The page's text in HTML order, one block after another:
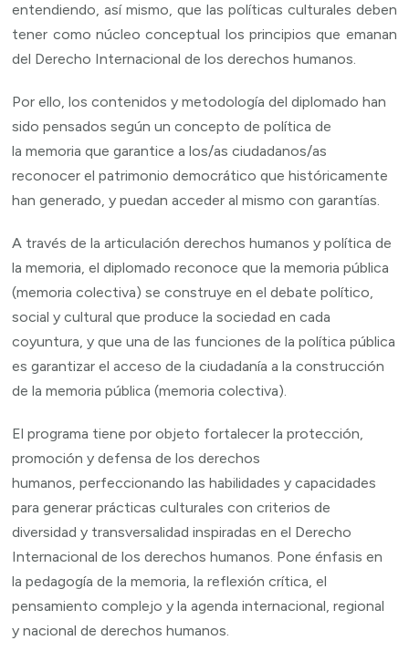
entendiendo, así mismo, que las políticas culturales deben
tener como núcleo conceptual los principios que emanan
del Derecho Internacional de los derechos humanos.
Por ello, los contenidos y metodología del diplomado han
sido pensados según un concepto de política de
la memoria que garantice a los/as ciudadanos/as
reconocer el patrimonio democrático que históricamente
han generado, y puedan acceder al mismo con garantías.
A través de la articulación derechos humanos y política de
la memoria, el diplomado reconoce que la memoria pública
(memoria colectiva) se construye en el debate político,
social y cultural que produce la sociedad en cada
coyuntura, y que una de las funciones de la política pública
es garantizar el acceso de la ciudadanía a la construcción
de la memoria pública (memoria colectiva).
El programa tiene por objeto fortalecer la protección,
promoción y defensa de los derechos
humanos, perfeccionando las habilidades y capacidades
para generar prácticas culturales con criterios de
diversidad y transversalidad inspiradas en el Derecho
Internacional de los derechos humanos. Pone énfasis en
la pedagogía de la memoria, la reflexión crítica, el
pensamiento complejo y la agenda internacional, regional
y nacional de derechos humanos.